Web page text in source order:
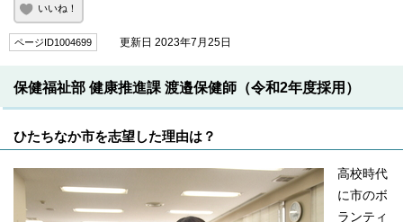
いいね！
ページID1004699 更新日 2023年7月25日
保健福祉部 健康推進課 渡邉保健師（令和2年度採用）
ひたちなか市を志望した理由は？
高校時代
に市のボ
ランティ